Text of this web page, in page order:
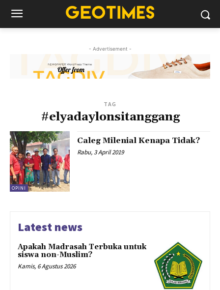
- Advertisement -
TAG
#elyadaylonsitanggang
OPINI
Caleg Milenial Kenapa Tidak?
Rabu, 3 April 2019
Latest news
Apakah Madrasah Terbuka untuk
siswa non-Muslim?
Kamis, 6 Agustus 2026